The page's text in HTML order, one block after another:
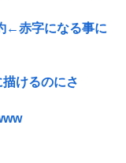
←赤字になる事に
けるのにさ